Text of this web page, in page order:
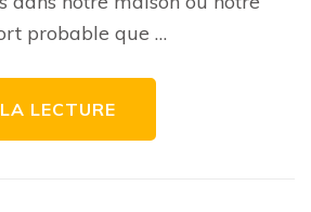
d’acheter
panneaux
solaires
marché
2022
probable que …
LECTURE